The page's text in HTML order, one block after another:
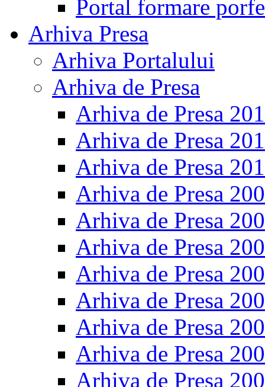
Portal formare
Arhiva Presa
Arhiva Portalului
Arhiva de Presa
Arhiva de Presa
Arhiva de Presa
Arhiva de Presa
Arhiva de Presa
Arhiva de Presa
Arhiva de Presa
Arhiva de Presa
Arhiva de Presa
Arhiva de Presa
Arhiva de Presa
Arhiva de Presa